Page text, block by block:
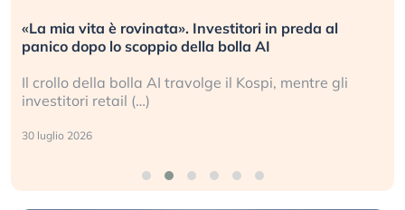
«La mia vita è rovinata». Investitori in preda al
panico dopo lo scoppio della bolla AI
Il crollo della bolla AI travolge il Kospi, mentre gli
investitori retail (…)
30 luglio 2026